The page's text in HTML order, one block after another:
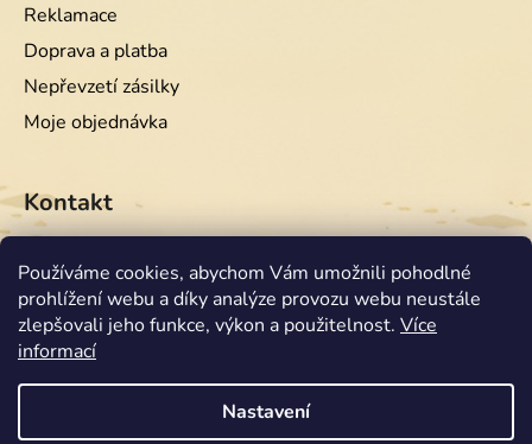
Používáme cookies, abychom Vám umožnili pohodlné
prohlížení webu a díky analýze provozu webu neustále
zlepšovali jeho funkce, výkon a použitelnost. Více
informací
Nastavení
Reklamace
Doprava a platba
Nepřevzetí zásilky
Moje objednávka
Kontakt
info @equiwest.cz
+420724001554